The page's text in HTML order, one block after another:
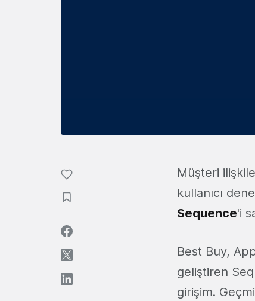
Müşteri
kullanıcı
Sequence'i
Best Buy,
geliştiren
girişim.